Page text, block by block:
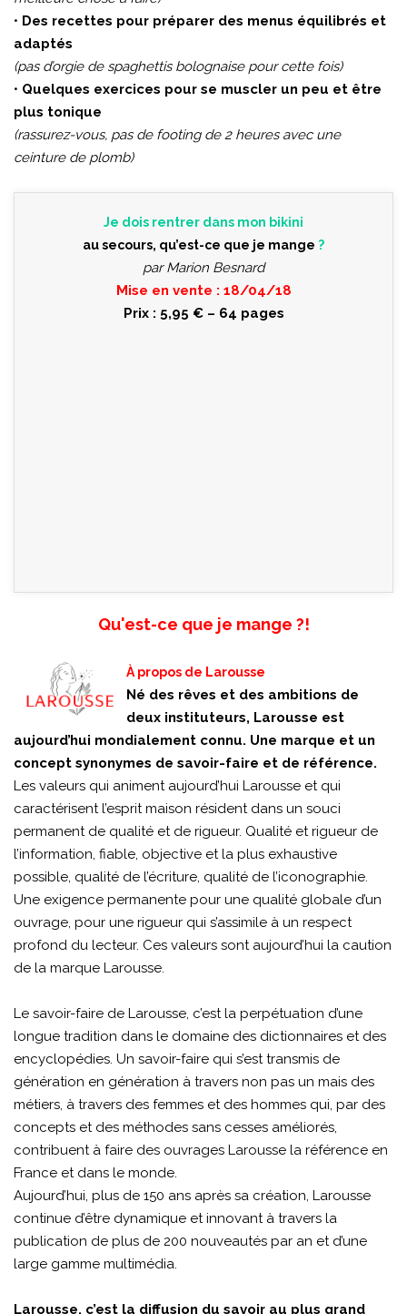
• Des recettes pour préparer des menus équilibrés et
adaptés
(pas d’orgie de spaghettis bolognaise pour cette fois)
• Quelques exercices pour se muscler un peu et être
plus tonique
(rassurez-vous, pas de footing de 2 heures avec une
ceinture de plomb)
Je dois rentrer dans mon bikini
au secours, qu’est-ce que je mange ?
par Marion Besnard
Mise en vente : 18/04/18
Prix : 5,95 € – 64 pages
Qu'est-ce que je mange ?!
À propos de Larousse
Né des rêves et des ambitions de
deux instituteurs, Larousse est
aujourd’hui mondialement connu. Une marque et un
concept synonymes de savoir-faire et de référence.
Les valeurs qui animent aujourd’hui Larousse et qui
caractérisent l’esprit maison résident dans un souci
permanent de qualité et de rigueur. Qualité et rigueur de
l’information, fiable, objective et la plus exhaustive
possible, qualité de l’écriture, qualité de l’iconographie.
Une exigence permanente pour une qualité globale d’un
ouvrage, pour une rigueur qui s’assimile à un respect
profond du lecteur. Ces valeurs sont aujourd’hui la caution
de la marque Larousse.
Le savoir-faire de Larousse, c’est la perpétuation d’une
longue tradition dans le domaine des dictionnaires et des
encyclopédies. Un savoir-faire qui s’est transmis de
génération en génération à travers non pas un mais des
métiers, à travers des femmes et des hommes qui, par des
concepts et des méthodes sans cesses améliorés,
contribuent à faire des ouvrages Larousse la référence en
France et dans le monde.
Aujourd’hui, plus de 150 ans après sa création, Larousse
continue d’être dynamique et innovant à travers la
publication de plus de 200 nouveautés par an et d’une
large gamme multimédia.
Larousse, c’est la diffusion du savoir au plus grand